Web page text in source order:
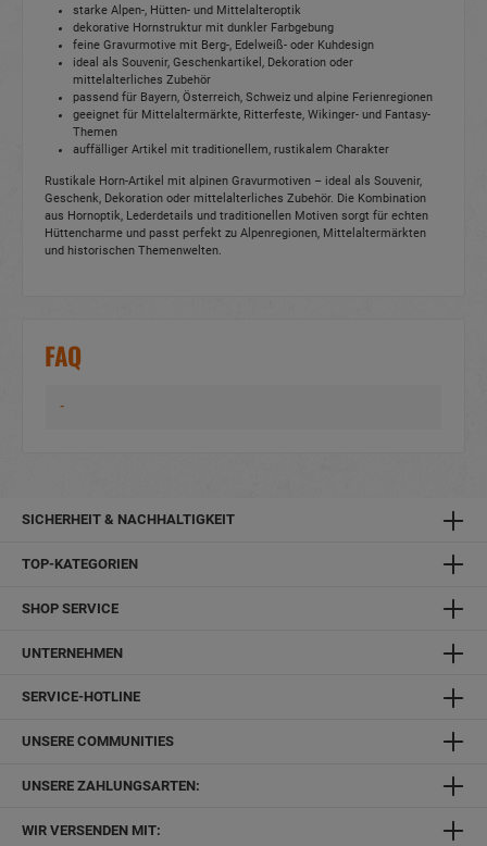
starke Alpen-, Hütten- und Mittelalteroptik
dekorative Hornstruktur mit dunkler Farbgebung
feine Gravurmotive mit Berg-, Edelweiß- oder Kuhdesign
ideal als Souvenir, Geschenkartikel, Dekoration oder
mittelalterliches Zubehör
passend für Bayern, Österreich, Schweiz und alpine Ferienregionen
geeignet für Mittelaltermärkte, Ritterfeste, Wikinger- und Fantasy-
Themen
auffälliger Artikel mit traditionellem, rustikalem Charakter
Rustikale Horn-Artikel mit alpinen Gravurmotiven – ideal als Souvenir,
Geschenk, Dekoration oder mittelalterliches Zubehör. Die Kombination
aus Hornoptik, Lederdetails und traditionellen Motiven sorgt für echten
Hüttencharme und passt perfekt zu Alpenregionen, Mittelaltermärkten
und historischen Themenwelten.
FAQ
-
SICHERHEIT & NACHHALTIGKEIT
TOP-KATEGORIEN
SHOP SERVICE
UNTERNEHMEN
SERVICE-HOTLINE
UNSERE COMMUNITIES
UNSERE ZAHLUNGSARTEN:
WIR VERSENDEN MIT: